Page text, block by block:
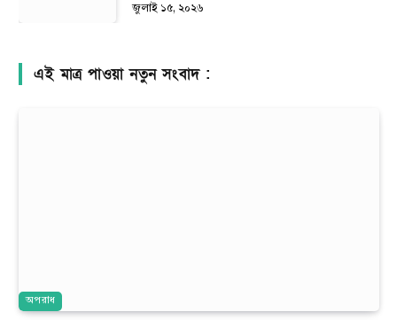
জুলাই ১৫, ২০২৬
এই মাত্র পাওয়া নতুন সংবাদ :
অপরাধ